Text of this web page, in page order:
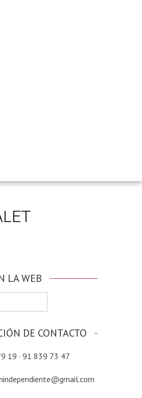
LA WEB
DE CONTACTO
19 · 91 839 73 47